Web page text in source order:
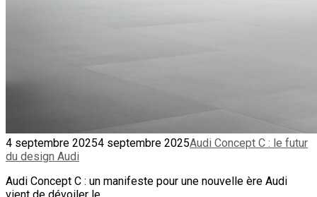
4 septembre 20254 septembre 2025Audi Concept C : le futur
du design Audi
Audi Concept C : un manifeste pour une nouvelle ère Audi